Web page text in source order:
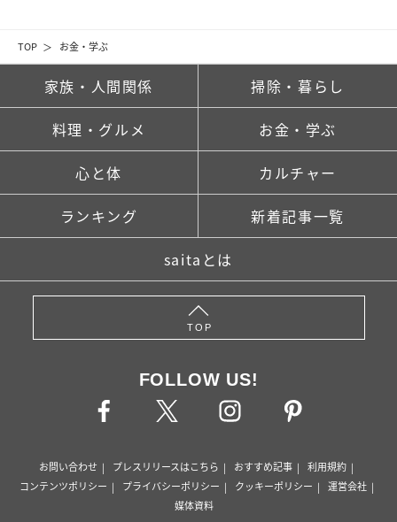
TOP お金・学ぶ
家族・人間関係 掃除・暮らし
料理・グルメ お金・学ぶ
心と体 カルチャー
ランキング 新着記事一覧
saitaとは
TOP
FOLLOW US!
お問い合わせ プレスリリースはこちら おすすめ記事
利用規約
コンテンツポリシー
プライバシーポリシー クッキーポリシー
運営会社
媒体資料